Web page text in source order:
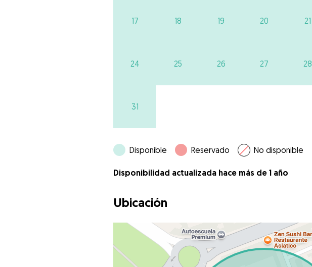
17 18 19 20 21
24 25 26 27 28
31
Disponible Reservado No disponible
Disponibilidad actualizada hace más de 1 año
Ubicación